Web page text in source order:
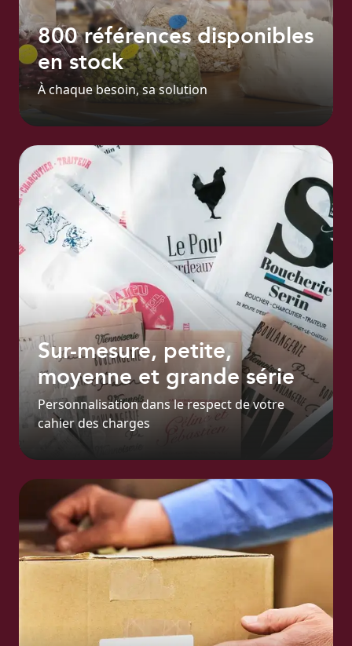
800 références disponibles
en stock
À chaque besoin, sa solution
Sur-mesure, petite,
moyenne et grande série
Personnalisation dans le respect de votre
cahier des charges